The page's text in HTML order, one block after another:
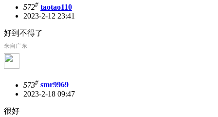
572# taotao110
2023-2-12 23:41
好到不得了
来自广东
573# smr9969
2023-2-18 09:47
很好